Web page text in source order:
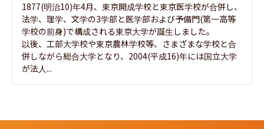
1877(明治10)年4月、東京開成学校と東京医学校が合併し、
法学、理学、文学の3学部と医学部および予備門(第一高等
学校の前身)で構成される東京大学が誕生しました。
以後、工部大学校や東京農林学校等、さまざまな学校と合
併しながら総合大学となり、2004(平成16)年には国立大学
が法人...